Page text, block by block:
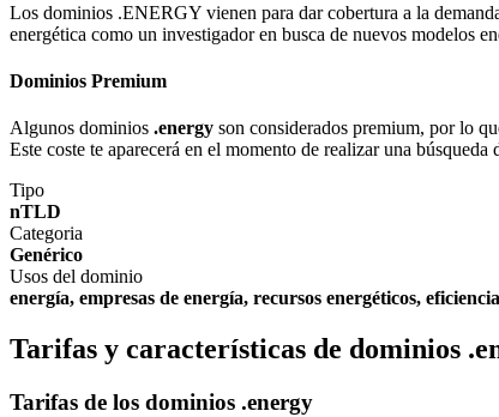
Los dominios .ENERGY vienen para dar cobertura a la
energética como un investigador en busca de nuevos modelos
Dominios Premium
Algunos dominios .energy son considerados premium, por lo
Este coste te aparecerá en el momento de realizar una búsqueda
Tipo
nTLD
Categoria
Genérico
Usos del dominio
energía, empresas de energía, recursos energéticos,
Tarifas y características de dominios
Tarifas de los dominios .energy